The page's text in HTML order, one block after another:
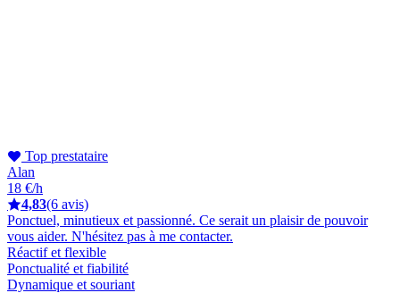
Top prestataire
Alan
18 €/h
4,83(6 avis)
Ponctuel, minutieux et passionné. Ce serait un plaisir de pouvoir
vous aider. N'hésitez pas à me contacter.
Réactif et flexible
Ponctualité et fiabilité
Dynamique et souriant